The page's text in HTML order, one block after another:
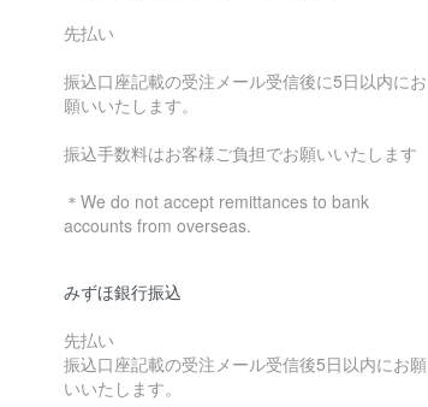
先払い
振込口座記載の受注メール受信後に5日以内にお
願いいたします。
振込手数料はお客様ご負担でお願いいたします
＊We do not accept remittances to bank
accounts from overseas.
みずほ銀行振込
先払い
振込口座記載の受注メール受信後5日以内にお願
いいたします。